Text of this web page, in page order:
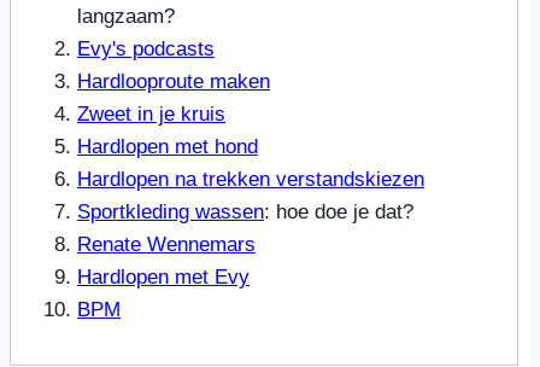
langzaam?
Evy's podcasts
Hardlooproute maken
Zweet in je kruis
Hardlopen met hond
Hardlopen na trekken verstandskiezen
Sportkleding wassen: hoe doe je dat?
Renate Wennemars
Hardlopen met Evy
BPM